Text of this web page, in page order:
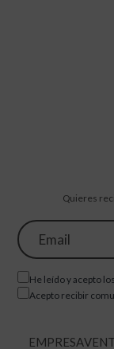
Quieres
He leído y acepto los
Acepto recibir
EMPRESA